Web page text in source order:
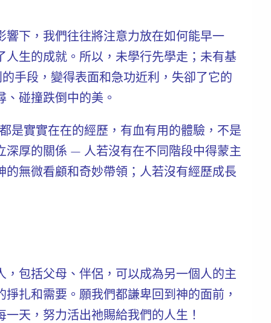
下，我們往往將注意力放在如何能早一
生的成就。所以，未學行先學走；未有基
手段，變得表面和急功近利，失卻了它的
碰撞跌倒中的美。
是實實在在的經歷，有血有用的體驗，不是
深厚的關係 — 人若沒有在不同階段中得蒙主
無微看顧和奇妙帶領；人若沒有經歷成長
包括父母、伴侶，可以成為另一個人的主
扎和需要。 願我們都謙卑回到神的面前，
天，努力活出祂賜給我們的人生！